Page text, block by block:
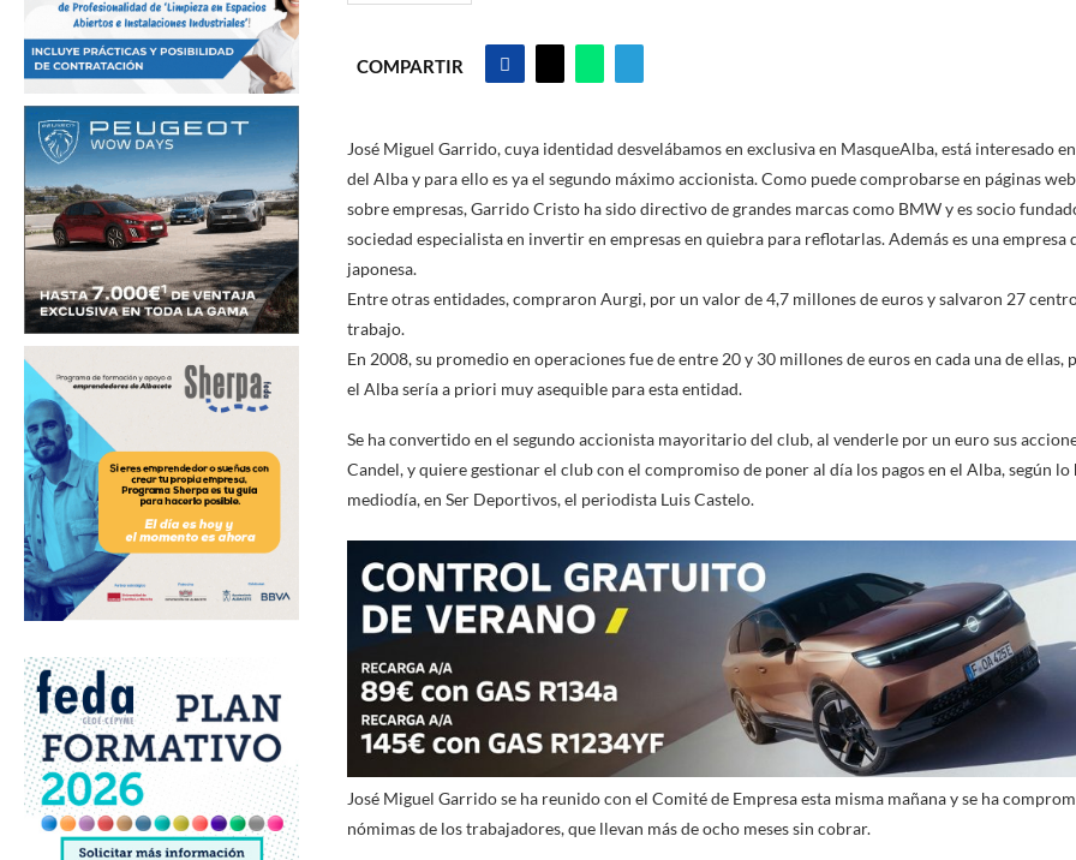
COMPARTIR
José Miguel Garrido, cuya identidad desvelábamos en exclusiva en MasqueAlba, está interesado
del Alba y para ello es ya el segundo máximo accionista. Como puede comprobarse en páginas
sobre empresas, Garrido Cristo ha sido directivo de grandes marcas como BMW y es socio
sociedad especialista en invertir en empresas en quiebra para reflotarlas. Además es una empresa
japonesa.
Entre otras entidades, compraron Aurgi, por un valor de 4,7 millones de euros y salvaron 27
trabajo.
En 2008, su promedio en operaciones fue de entre 20 y 30 millones de euros en cada una de ellas,
el Alba sería a priori muy asequible para esta entidad.
Se ha convertido en el segundo accionista mayoritario del club, al venderle por un euro sus
Candel, y quiere gestionar el club con el compromiso de poner al día los pagos en el Alba, según lo
mediodía, en Ser Deportivos, el periodista Luis Castelo.
José Miguel Garrido se ha reunido con el Comité de Empresa esta misma mañana y se ha
nómimas de los trabajadores, que llevan más de ocho meses sin cobrar.